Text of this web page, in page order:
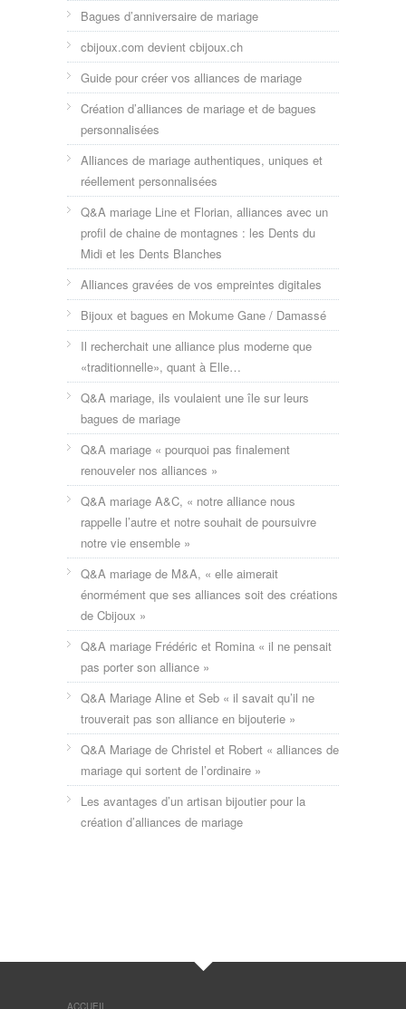
Bagues d’anniversaire de mariage
cbijoux.com devient cbijoux.ch
Guide pour créer vos alliances de mariage
Création d’alliances de mariage et de bagues
personnalisées
Alliances de mariage authentiques, uniques et
réellement personnalisées
Q&A mariage Line et Florian, alliances avec un
profil de chaine de montagnes : les Dents du
Midi et les Dents Blanches
Alliances gravées de vos empreintes digitales
Bijoux et bagues en Mokume Gane / Damassé
Il recherchait une alliance plus moderne que
«traditionnelle», quant à Elle…
Q&A mariage, ils voulaient une île sur leurs
bagues de mariage
Q&A mariage « pourquoi pas finalement
renouveler nos alliances »
Q&A mariage A&C, « notre alliance nous
rappelle l’autre et notre souhait de poursuivre
notre vie ensemble »
Q&A mariage de M&A, « elle aimerait
énormément que ses alliances soit des créations
de Cbijoux »
Q&A mariage Frédéric et Romina « il ne pensait
pas porter son alliance »
Q&A Mariage Aline et Seb « il savait qu’il ne
trouverait pas son alliance en bijouterie »
Q&A Mariage de Christel et Robert « alliances de
mariage qui sortent de l’ordinaire »
Les avantages d’un artisan bijoutier pour la
création d’alliances de mariage
ACCUEIL